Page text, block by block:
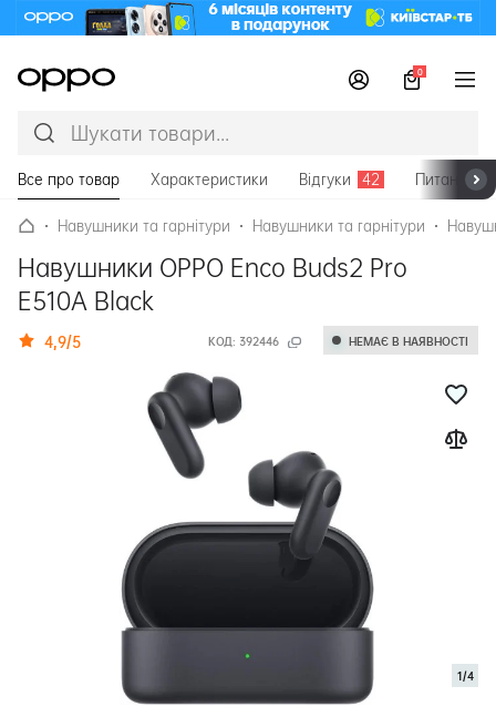
0
Все про товар Характеристики Відгуки 42
Питання та
Навушники та гарнітури
Навушники та гарнітури
Навушники OPPO Enco Buds2 Pro
E510A Black
КОД: 392446
4,9/5 НЕМАЄ В НАЯВНОСТІ
1/4